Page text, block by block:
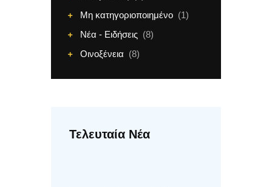
Μη κατηγοριοποιημένο (1)
Νέα - Ειδήσεις (8)
Οινοξένεια (8)
Τελευταία Νέα